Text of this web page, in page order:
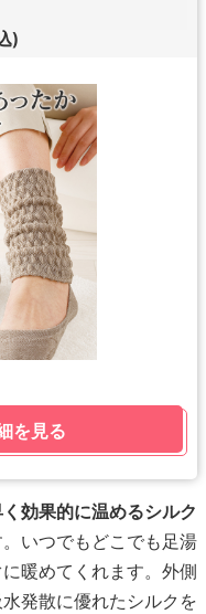
)
を見る
効果的に温めるシルク
。いつでもどこでも足湯
暖めてくれます。外側
発散に優れたシルクを